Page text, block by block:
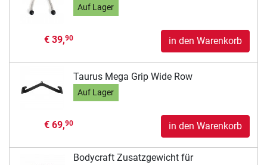
Auf Lager
€ 39,90 in den Warenkorb
Taurus Mega Grip Wide Row
Auf Lager
€ 69,90 in den Warenkorb
Bodycraft Zusatzgewicht für